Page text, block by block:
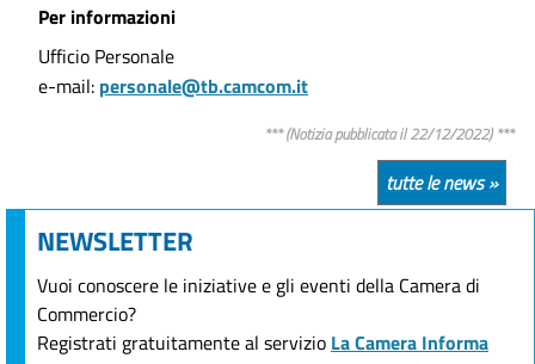
Per informazioni
Ufficio Personale
e-mail: personale@tb.camcom.it
*** (Notizia pubblicata il 22/12/2022) ***
tutte le news »
NEWSLETTER
Vuoi conoscere le iniziative e gli eventi della Camera di
Commercio?
Registrati gratuitamente al servizio La Camera Informa